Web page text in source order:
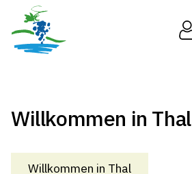
Willkommen in Thal
Willkommen in Thal